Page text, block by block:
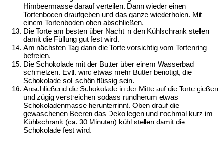
Himbeermasse darauf verteilen. Dann wieder einen
Tortenboden draufgeben und das ganze wiederholen. Mit
einem Tortenboden oben abschließen.
Die Torte am besten über Nacht in den Kühlschrank stellen
damit die Füllung gut fest wird.
Am nächsten Tag dann die Torte vorsichtig vom Tortenring
befreien.
Die Schokolade mit der Butter über einem Wasserbad
schmelzen. Evtl. wird etwas mehr Butter benötigt, die
Schokolade soll schön flüssig sein.
Anschließend die Schokolade in der Mitte auf die Torte gießen
und zügig verstreichen sodass rundherum etwas
Schokoladenmasse herunterrinnt. Oben drauf die
gewaschenen Beeren das Deko legen und nochmal kurz im
Kühlschrank (ca. 30 Minuten) kühl stellen damit die
Schokolade fest wird.